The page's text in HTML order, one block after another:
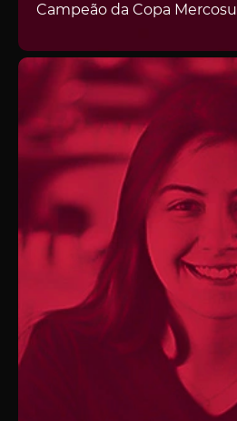
Campeão da Copa Mercosul